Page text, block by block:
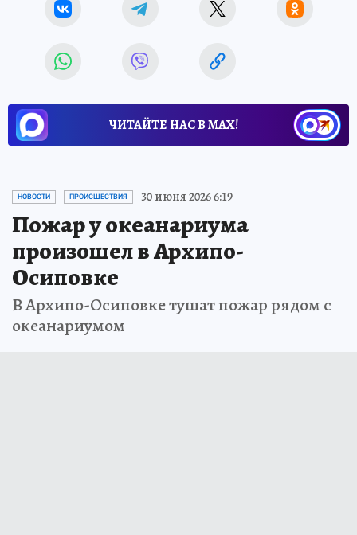
ЧИТАЙТЕ НАС В МАХ!
НОВОСТИ ПРОИСШЕСТВИЯ 30 июня 2026 6:19
Пожар у океанариума
произошел в Архипо-
Осиповке
В Архипо-Осиповке тушат пожар рядом с
океанариумом